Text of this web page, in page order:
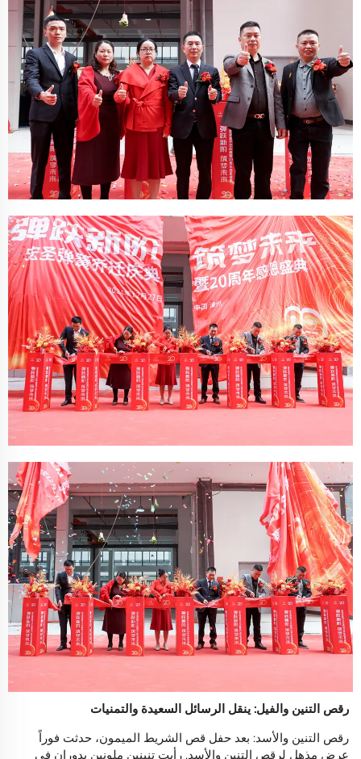
رقص التنين والفيل: ينقل الرسائل السعيدة والتمنيات
رقص التنين والأسد: بعد حفل قص الشريط الميمون، حدثت فوراً
عرض مذهل لرقص التنين والأسد. رأيت تنينين ملونين يدوران في